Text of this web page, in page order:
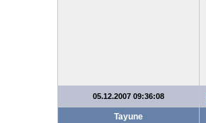
05.12.2007 09:36:08
Tayune